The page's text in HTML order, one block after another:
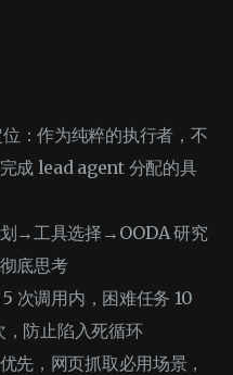
：作为纯粹的执行者，不
成 lead agent 分配的具
→工具选择→OODA 研究
底思考
次调用内，困难任务 10
，防止陷入死循环
先，网页抓取必用场景，